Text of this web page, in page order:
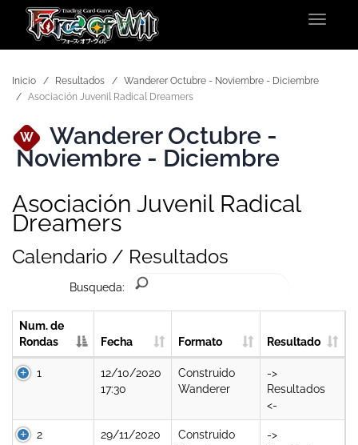
Toggle
Inicio Resultados
Wanderer Octubre - Noviembre - Diciembre
Asociación Juvenil Radical Dreamers
W Wanderer Octubre -
Noviembre - Diciembre
Asociación Juvenil Radical
Dreamers
Calendario / Resultados
Busqueda:
Num. de
Rondas
Fecha Formato Resultado
1
12/10/2020
17:30
Construido
Wanderer
->
Resultados
<-
2
29/11/2020
Construido
->